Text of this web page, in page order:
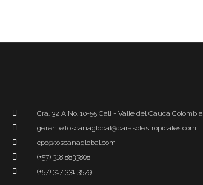
Cra. 32 A No. 10-55 Cali - Valle del Cauca Colombia
gerente.toscanaglobal@parasolestropicales.com
cpo@toscanaglobal.com
(+57) 318 8833808
(+57) 317 331 3579